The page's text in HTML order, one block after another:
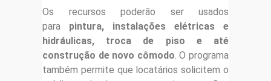
Os recursos poderão ser usados
para pintura, instalações elétricas e
hidráulicas, troca de piso e até
construção de novo cômodo . O programa
também permite que locatários solicitem o